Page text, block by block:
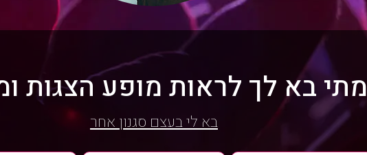
מתי בא לך לראות מופע הצגות
בא לי בעצם סגנון אחר